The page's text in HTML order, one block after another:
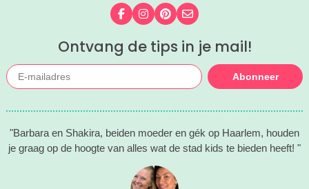
Volg ons op Facebook
Volg ons op Instagram
Volg ons op Pinterest
Mail ons
Ontvang de tips in je mail!
Abonneer
"Barbara en Shakira, beiden moeder en gék op Haarlem, houden
je graag op de hoogte van alles wat de stad kids te bieden heeft! "